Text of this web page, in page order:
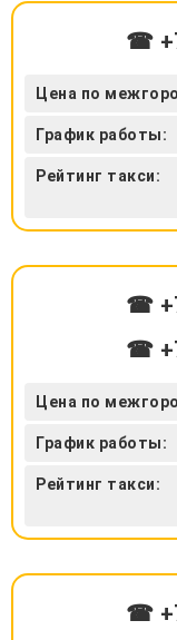
☎
Цена по
График работы:
Рейтинг такси:
☎
☎
Цена по
График работы:
Рейтинг такси:
☎